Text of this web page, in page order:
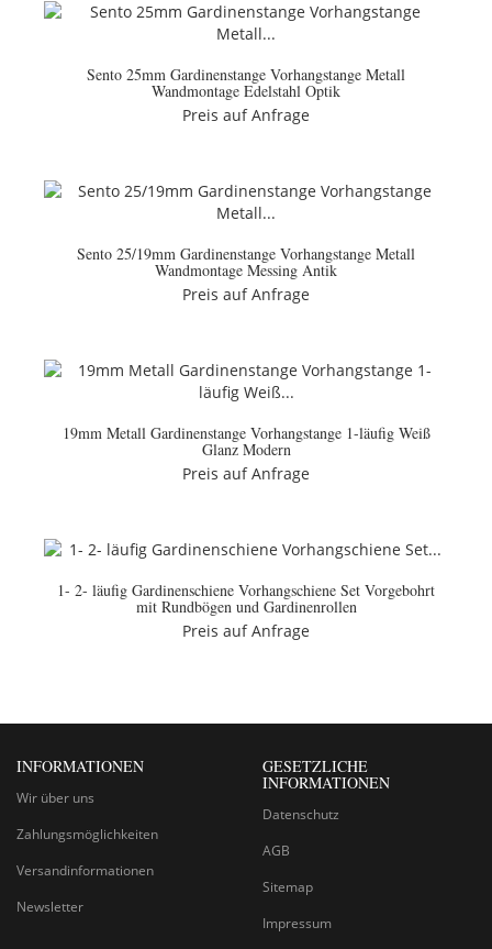
Sento 25mm Gardinenstange Vorhangstange Metall
Wandmontage Edelstahl Optik
Preis auf Anfrage
Sento 25/19mm Gardinenstange Vorhangstange Metall
Wandmontage Messing Antik
Preis auf Anfrage
19mm Metall Gardinenstange Vorhangstange 1-läufig Weiß
Glanz Modern
Preis auf Anfrage
1- 2- läufig Gardinenschiene Vorhangschiene Set Vorgebohrt
mit Rundbögen und Gardinenrollen
Preis auf Anfrage
INFORMATIONEN
Wir über uns
Zahlungsmöglichkeiten
Versandinformationen
Newsletter
GESETZLICHE
INFORMATIONEN
Datenschutz
AGB
Sitemap
Impressum